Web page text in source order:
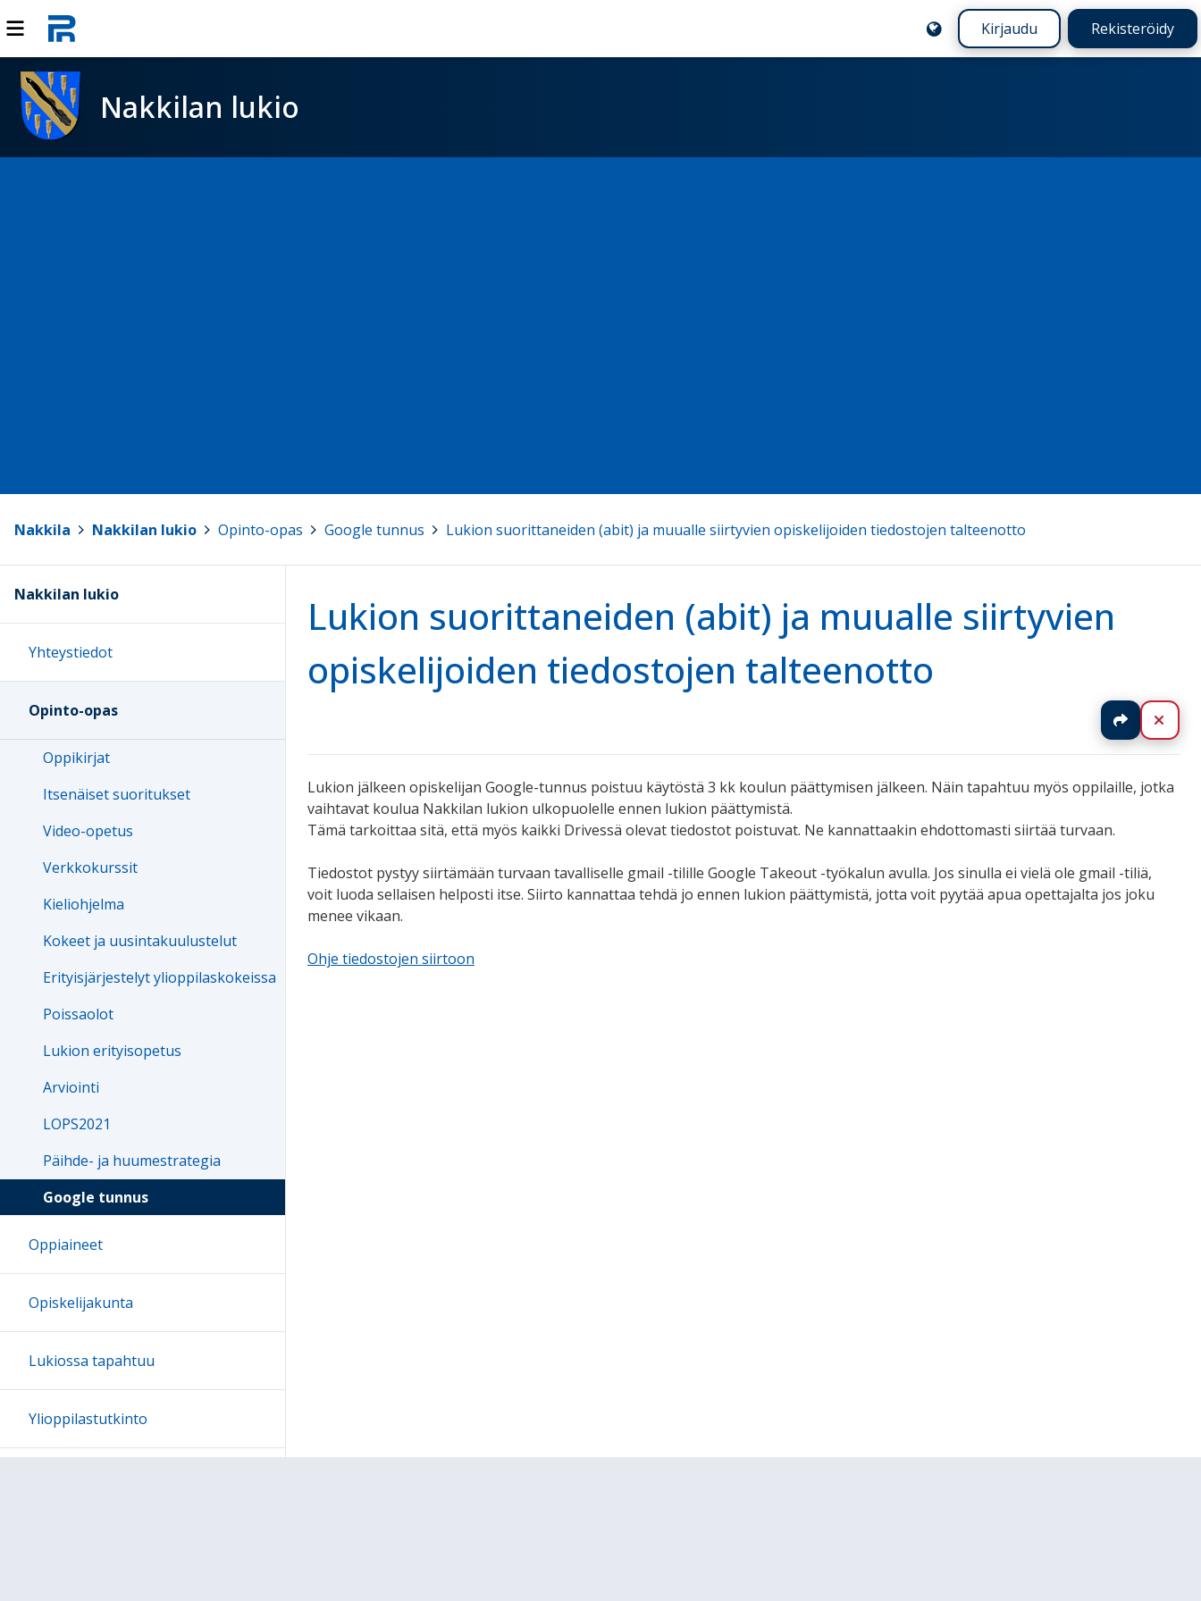
Kirjaudu Rekisteröidy
Nakkilan lukio
Nakkila Nakkilan lukio Opinto-opas Google tunnus Lukion suorittaneiden (abit) ja muualle siirtyvien opiskelijoiden tiedostojen talteenotto
Lukion suorittaneiden (abit) ja muualle siirtyvien
opiskelijoiden tiedostojen talteenotto
Jaa
Lukion jälkeen opiskelijan Google-tunnus poistuu käytöstä 3 kk koulun päättymisen jälkeen. Näin tapahtuu myös oppilaille, jotka
vaihtavat koulua Nakkilan lukion ulkopuolelle ennen lukion päättymistä.
Tämä tarkoittaa sitä, että myös kaikki Drivessä olevat tiedostot poistuvat. Ne kannattaakin ehdottomasti siirtää turvaan.
Tiedostot pystyy siirtämään turvaan tavalliselle gmail -tilille Google Takeout -työkalun avulla. Jos sinulla ei vielä ole gmail -tiliä,
voit luoda sellaisen helposti itse. Siirto kannattaa tehdä jo ennen lukion päättymistä, jotta voit pyytää apua opettajalta jos joku
menee vikaan.
Ohje tiedostojen siirtoon
Nakkilan lukio
Yhteystiedot
Opinto-opas
Oppikirjat
Itsenäiset suoritukset
Video-opetus
Verkkokurssit
Kieliohjelma
Kokeet ja uusintakuulustelut
Erityisjärjestelyt ylioppilaskokeissa
Poissaolot
Lukion erityisopetus
Arviointi
LOPS2021
Päihde- ja huumestrategia
Google tunnus
Oppiaineet
Opiskelijakunta
Lukiossa tapahtuu
Ylioppilastutkinto